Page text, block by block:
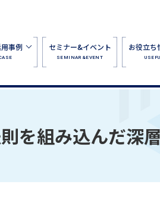
事例 セミナー&イベント
SEMINAR&EVENT
お役立ち
を組み込んだ深